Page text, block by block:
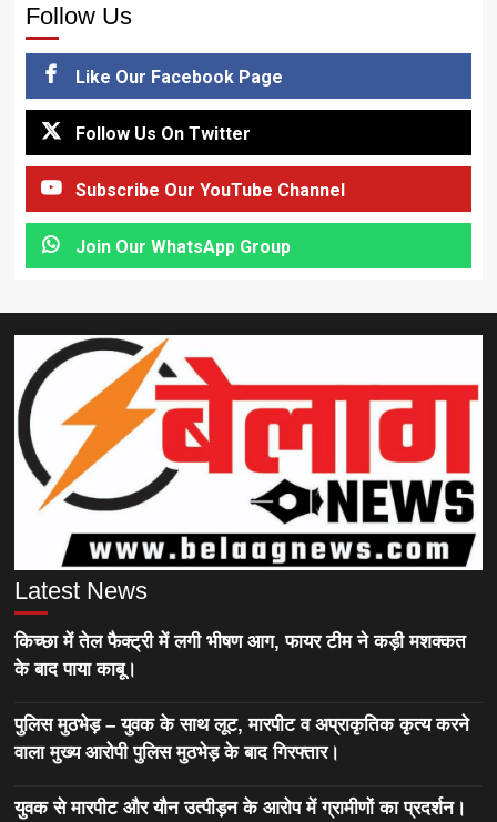
Follow Us
Like Our Facebook Page
Follow Us On Twitter
Subscribe Our YouTube Channel
Join Our WhatsApp Group
Latest News
किच्छा में तेल फैक्ट्री में लगी भीषण आग, फायर टीम ने कड़ी मशक्कत
के बाद पाया काबू।
पुलिस मुठभेड़ – युवक के साथ लूट, मारपीट व अप्राकृतिक कृत्य करने
वाला मुख्य आरोपी पुलिस मुठभेड़ के बाद गिरफ्तार।
युवक से मारपीट और यौन उत्पीड़न के आरोप में ग्रामीणों का प्रदर्शन।